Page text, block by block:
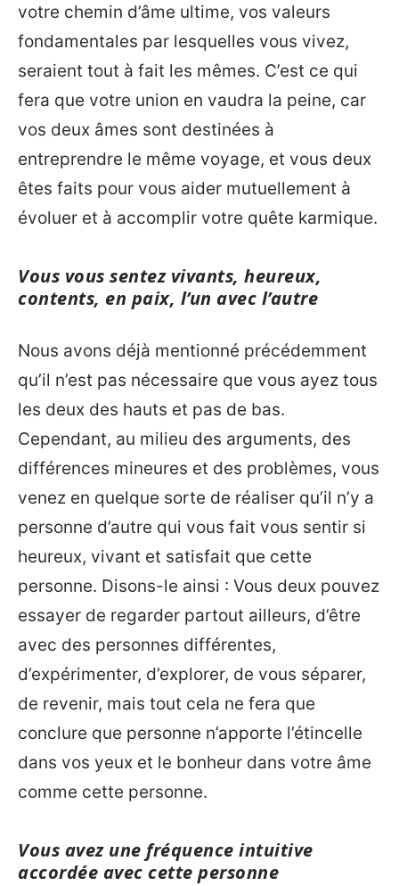
votre chemin d’âme ultime, vos valeurs
fondamentales par lesquelles vous vivez,
seraient tout à fait les mêmes. C’est ce qui
fera que votre union en vaudra la peine, car
vos deux âmes sont destinées à
entreprendre le même voyage, et vous deux
êtes faits pour vous aider mutuellement à
évoluer et à accomplir votre quête karmique.
Vous vous sentez vivants, heureux,
contents, en paix, l’un avec l’autre
Nous avons déjà mentionné précédemment
qu’il n’est pas nécessaire que vous ayez tous
les deux des hauts et pas de bas.
Cependant, au milieu des arguments, des
différences mineures et des problèmes, vous
venez en quelque sorte de réaliser qu’il n’y a
personne d’autre qui vous fait vous sentir si
heureux, vivant et satisfait que cette
personne. Disons-le ainsi : Vous deux pouvez
essayer de regarder partout ailleurs, d’être
avec des personnes différentes,
d’expérimenter, d’explorer, de vous séparer,
de revenir, mais tout cela ne fera que
conclure que personne n’apporte l’étincelle
dans vos yeux et le bonheur dans votre âme
comme cette personne.
Vous avez une fréquence intuitive
accordée avec cette personne